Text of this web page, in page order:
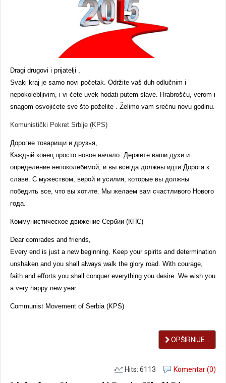
Dragi drugovi i prijatelji ,
Svaki kraj je samo novi početak. Održite vaš duh odlučnim i
nepokolebljivim, i vi ćete uvek hodati putem slave. Hrabrošću, verom i
snagom osvojićete sve što poželite . Želimo vam srećnu novu godinu.
Komunistički Pokret Srbije (KPS)
Дорогие товарищи и друзья,
Каждый конец просто новое начало. Держите ваши духи и
определение непоколебимой, и вы всегда должны идти Дорога к
славе. С мужеством, верой и усилия, которые вы должны
победить все, что вы хотите. Мы желаем вам счастливого Нового
года.
Коммунистическое движение Сербии (КПС)
Dear comrades and friends,
Every end is just a new beginning. Keep your spirits and determination
unshaken and you shall always walk the glory road. With courage,
faith and efforts you shall conquer everything you desire. We wish you
a very happy new year.
Communist Movement of Serbia (KPS)
OPŠIRNIJE...
Komentar (0)
Hits: 6113